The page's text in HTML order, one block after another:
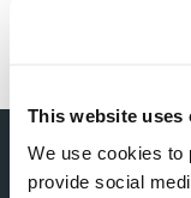
This website uses
We use cookies to
provide social